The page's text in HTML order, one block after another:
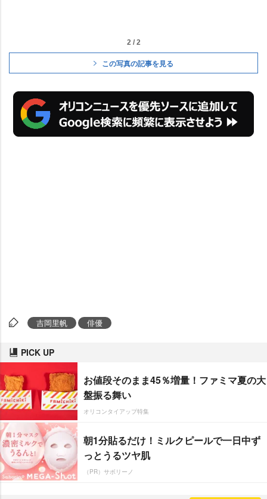
2 / 2
この写真の記事を見る
吉岡里帆 俳優
PICK UP
お値段そのまま45％増量！ファミマ夏の大
盤振る舞い
オリコンタイアップ特集
朝1分貼るだけ！ミルクピールで一日中ず
っとうるツヤ肌
（PR）サボリーノ